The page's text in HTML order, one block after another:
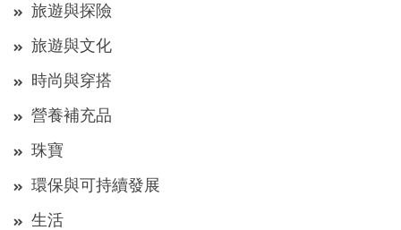
旅遊與探險
旅遊與文化
時尚與穿搭
營養補充品
珠寶
環保與可持續發展
生活